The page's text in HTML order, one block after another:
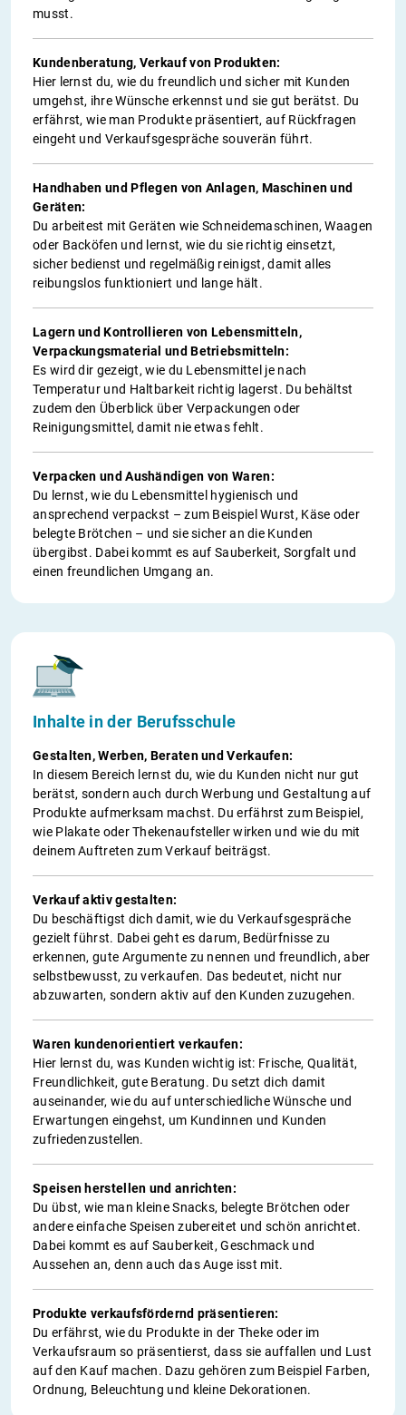
musst.
Kundenberatung, Verkauf von Produkten:
Hier lernst du, wie du freundlich und sicher mit Kunden
umgehst, ihre Wünsche erkennst und sie gut berätst. Du
erfährst, wie man Produkte präsentiert, auf Rückfragen
eingeht und Verkaufsgespräche souverän führt.
Handhaben und Pflegen von Anlagen, Maschinen und
Geräten:
Du arbeitest mit Geräten wie Schneidemaschinen, Waagen
oder Backöfen und lernst, wie du sie richtig einsetzt,
sicher bedienst und regelmäßig reinigst, damit alles
reibungslos funktioniert und lange hält.
Lagern und Kontrollieren von Lebensmitteln,
Verpackungsmaterial und Betriebsmitteln:
Es wird dir gezeigt, wie du Lebensmittel je nach
Temperatur und Haltbarkeit richtig lagerst. Du behältst
zudem den Überblick über Verpackungen oder
Reinigungsmittel, damit nie etwas fehlt.
Verpacken und Aushändigen von Waren:
Du lernst, wie du Lebensmittel hygienisch und
ansprechend verpackst – zum Beispiel Wurst, Käse oder
belegte Brötchen – und sie sicher an die Kunden
übergibst. Dabei kommt es auf Sauberkeit, Sorgfalt und
einen freundlichen Umgang an.
Inhalte in der Berufsschule
Gestalten, Werben, Beraten und Verkaufen:
In diesem Bereich lernst du, wie du Kunden nicht nur gut
berätst, sondern auch durch Werbung und Gestaltung auf
Produkte aufmerksam machst. Du erfährst zum Beispiel,
wie Plakate oder Thekenaufsteller wirken und wie du mit
deinem Auftreten zum Verkauf beiträgst.
Verkauf aktiv gestalten:
Du beschäftigst dich damit, wie du Verkaufsgespräche
gezielt führst. Dabei geht es darum, Bedürfnisse zu
erkennen, gute Argumente zu nennen und freundlich, aber
selbstbewusst, zu verkaufen. Das bedeutet, nicht nur
abzuwarten, sondern aktiv auf den Kunden zuzugehen.
Waren kundenorientiert verkaufen:
Hier lernst du, was Kunden wichtig ist: Frische, Qualität,
Freundlichkeit, gute Beratung. Du setzt dich damit
auseinander, wie du auf unterschiedliche Wünsche und
Erwartungen eingehst, um Kundinnen und Kunden
zufriedenzustellen.
Speisen herstellen und anrichten:
Du übst, wie man kleine Snacks, belegte Brötchen oder
andere einfache Speisen zubereitet und schön anrichtet.
Dabei kommt es auf Sauberkeit, Geschmack und
Aussehen an, denn auch das Auge isst mit.
Produkte verkaufsfördernd präsentieren:
Du erfährst, wie du Produkte in der Theke oder im
Verkaufsraum so präsentierst, dass sie auffallen und Lust
auf den Kauf machen. Dazu gehören zum Beispiel Farben,
Ordnung, Beleuchtung und kleine Dekorationen.